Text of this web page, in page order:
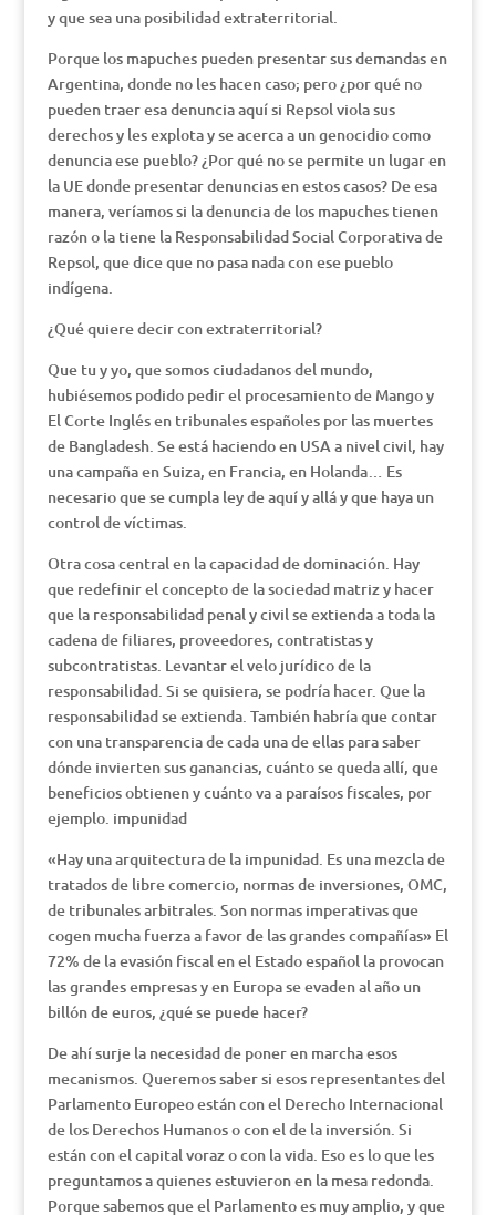
y que sea una posibilidad extraterritorial.
Porque los mapuches pueden presentar sus demandas en
Argentina, donde no les hacen caso; pero ¿por qué no
pueden traer esa denuncia aquí si Repsol viola sus
derechos y les explota y se acerca a un genocidio como
denuncia ese pueblo? ¿Por qué no se permite un lugar en
la UE donde presentar denuncias en estos casos? De esa
manera, veríamos si la denuncia de los mapuches tienen
razón o la tiene la Responsabilidad Social Corporativa de
Repsol, que dice que no pasa nada con ese pueblo
indígena.
¿Qué quiere decir con extraterritorial?
Que tu y yo, que somos ciudadanos del mundo,
hubiésemos podido pedir el procesamiento de Mango y
El Corte Inglés en tribunales españoles por las muertes
de Bangladesh. Se está haciendo en USA a nivel civil, hay
una campaña en Suiza, en Francia, en Holanda… Es
necesario que se cumpla ley de aquí y allá y que haya un
control de víctimas.
Otra cosa central en la capacidad de dominación. Hay
que redefinir el concepto de la sociedad matriz y hacer
que la responsabilidad penal y civil se extienda a toda la
cadena de filiares, proveedores, contratistas y
subcontratistas. Levantar el velo jurídico de la
responsabilidad. Si se quisiera, se podría hacer. Que la
responsabilidad se extienda. También habría que contar
con una transparencia de cada una de ellas para saber
dónde invierten sus ganancias, cuánto se queda allí, que
beneficios obtienen y cuánto va a paraísos fiscales, por
ejemplo. impunidad
«Hay una arquitectura de la impunidad. Es una mezcla de
tratados de libre comercio, normas de inversiones, OMC,
de tribunales arbitrales. Son normas imperativas que
cogen mucha fuerza a favor de las grandes compañías» El
72% de la evasión fiscal en el Estado español la provocan
las grandes empresas y en Europa se evaden al año un
billón de euros, ¿qué se puede hacer?
De ahí surje la necesidad de poner en marcha esos
mecanismos. Queremos saber si esos representantes del
Parlamento Europeo están con el Derecho Internacional
de los Derechos Humanos o con el de la inversión. Si
están con el capital voraz o con la vida. Eso es lo que les
preguntamos a quienes estuvieron en la mesa redonda.
Porque sabemos que el Parlamento es muy amplio, y que